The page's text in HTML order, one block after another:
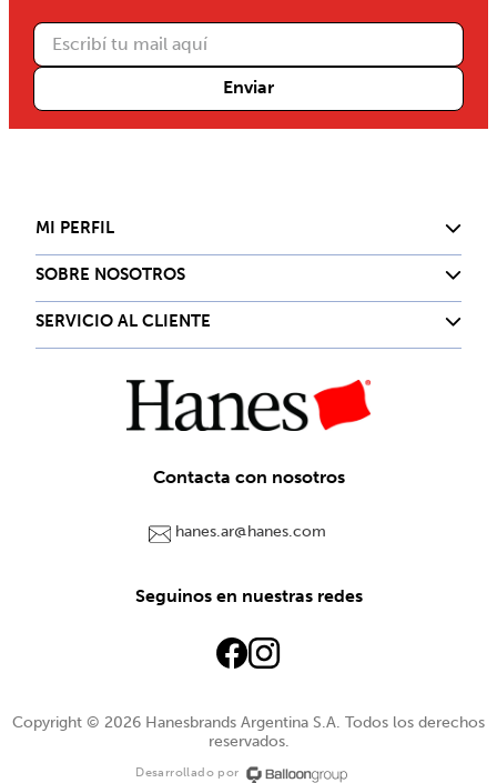
Enviar
MI PERFIL
SOBRE NOSOTROS
SERVICIO AL CLIENTE
Contacta con nosotros
hanes.ar@hanes.com
Seguinos en nuestras redes
Copyright © 2026 Hanesbrands Argentina S.A. Todos los derechos
reservados.
Desarrollado por